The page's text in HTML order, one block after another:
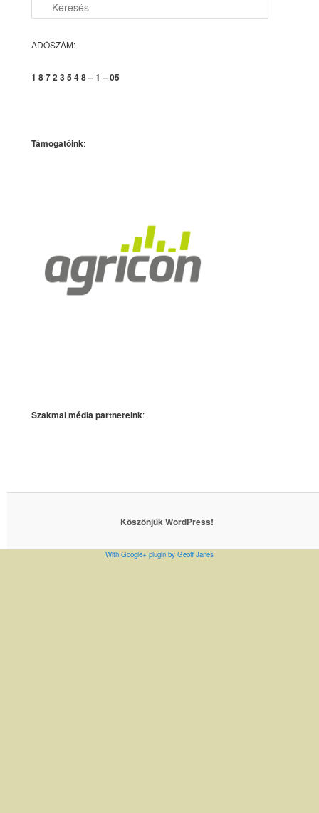
e
e
s
ADÓSZÁM:
1 8 7 2 3 5 4 8 – 1 – 05
Támogatóink:
Szakmai média partnereink:
Köszönjük WordPress!
With Google+ plugin by Geoff Janes